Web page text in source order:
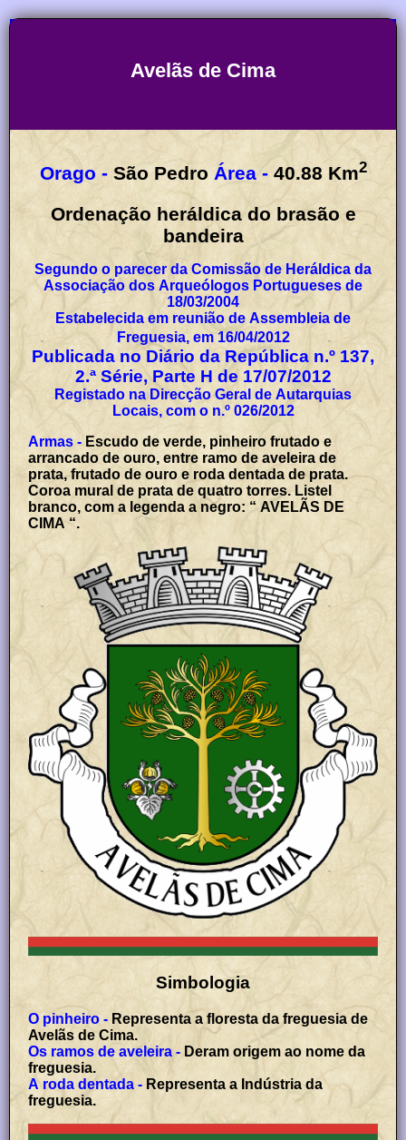
Avelãs de Cima
Orago - São Pedro Área - 40.88 Km2
Ordenação heráldica do brasão e
bandeira
Segundo o parecer da Comissão de Heráldica da
Associação dos Arqueólogos Portugueses de
18/03/2004
Estabelecida em reunião de Assembleia de
Freguesia, em 16/04/2012
Publicada no Diário da República n.º 137,
2.ª Série, Parte H de 17/07/2012
Registado na Direcção Geral de Autarquias
Locais, com o n.º 026/2012
Armas - Escudo de verde, pinheiro frutado e
arrancado de ouro, entre ramo de aveleira de
prata, frutado de ouro e roda dentada de prata.
Coroa mural de prata de quatro torres. Listel
branco, com a legenda a negro: “ AVELÃS DE
CIMA “.
Simbologia
O pinheiro - Representa a floresta da freguesia de
Avelãs de Cima.
Os ramos de aveleira -Deram origem ao nome da
freguesia.
A roda dentada - Representa a Indústria da
freguesia.